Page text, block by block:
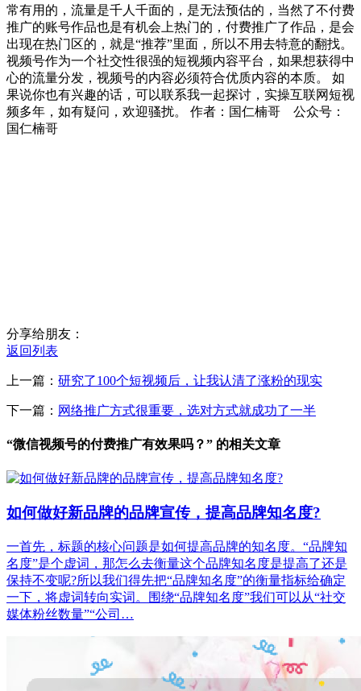
常有用的，流量是千人千面的，是无法预估的，当然了不付费
推广的账号作品也是有机会上热门的，付费推广了作品，是会
出现在热门区的，就是“推荐”里面，所以不用去特意的翻找。
视频号作为一个社交性很强的短视频内容平台，如果想获得中
心的流量分发，视频号的内容必须符合优质内容的本质。 如
果说你也有兴趣的话，可以联系我一起探讨，实操互联网短视
频多年，如有疑问，欢迎骚扰。 作者：国仁楠哥 公众号：
国仁楠哥
分享给朋友：
返回列表
上一篇： 研究了100个短视频后，让我认清了涨粉的现实
下一篇： 网络推广方式很重要，选对方式就成功了一半
“微信视频号的付费推广有效果吗？” 的相关文章
如何做好新品牌的品牌宣传，提高品牌知名度?
一首先，标题的核心问题是如何提高品牌的知名度。“品牌知
名度”是个虚词，那怎么去衡量这个品牌知名度是提高了还是
保持不变呢?所以我们得先把“品牌知名度”的衡量指标给确定
一下，将虚词转向实词。围绕“品牌知名度”我们可以从“社交
媒体粉丝数量”“公司…